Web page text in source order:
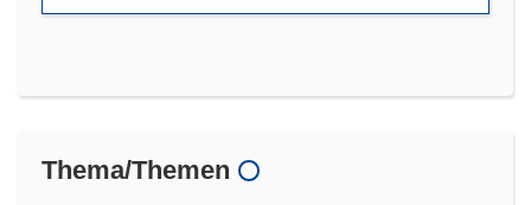
Thema/Themen